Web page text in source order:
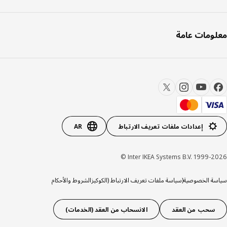
عامة
إعدادات ملفات تعريف الارتباط AR
Inter IKEA Systems B.V. 1999-
الخصوصية(سياسة ملفات تعريف الارتباط (الكوكيزالشروط والأحكام
سحب من العقد الانسحاب من العقد (الخدمات)